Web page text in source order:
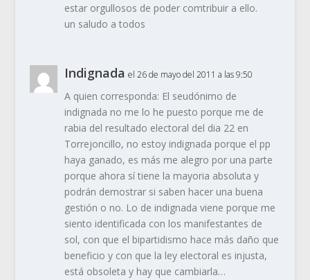
estar orgullosos de poder comtribuir a ello.
un saludo a todos
Indignada el 26 de mayo del 2011 a las 9:50
A quien corresponda: El seudónimo de
indignada no me lo he puesto porque me de
rabia del resultado electoral del dia 22 en
Torrejoncillo, no estoy indignada porque el pp
haya ganado, es más me alegro por una parte
porque ahora sí tiene la mayoria absoluta y
podrán demostrar si saben hacer una buena
gestión o no. Lo de indignada viene porque me
siento identificada con los manifestantes de
sol, con que el bipartidismo hace más daño que
beneficio y con que la ley electoral es injusta,
está obsoleta y hay que cambiarla…